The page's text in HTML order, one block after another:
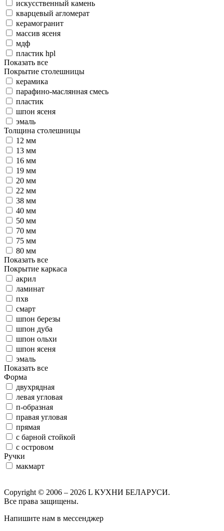
искусственный камень
кварцевый агломерат
керамогранит
массив ясеня
мдф
пластик hpl
Показать все
Покрытие столешницы
керамика
парафино-маслянная смесь
пластик
шпон ясеня
эмаль
Толщина столешницы
12 мм
13 мм
16 мм
19 мм
20 мм
22 мм
38 мм
40 мм
50 мм
70 мм
75 мм
80 мм
Показать все
Покрытие каркаса
акрил
ламинат
пхв
смарт
шпон березы
шпон дуба
шпон ольхи
шпон ясеня
эмаль
Показать все
Форма
двухрядная
левая угловая
п-образная
правая угловая
прямая
с барной стойкой
с островом
Ручки
макмарт
Copyright © 2006 – 2026 L КУХНИ БЕЛАРУСИ.
Все права защищены.
Напишите нам в мессенджер